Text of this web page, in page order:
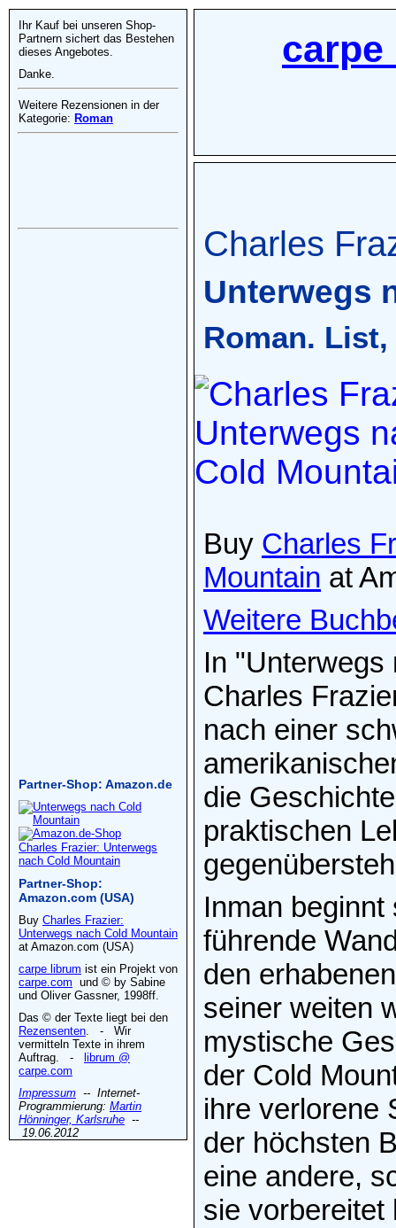
Charles
Unterwegs
Roman. List,
Buy Charles
Mountain at
Weitere
In "Unterwegs
Charles
nach einer
die
praktischen
Inman
führende
den
seiner weiten
mystische
der Cold
ihre verlorene
der höchsten
eine andere,
sie vorbereitet
Ihr Kauf bei unseren Shop-
Partnern sichert das Bestehen
dieses Angebotes.
Danke.
Weitere Rezensionen in der
Kategorie: Roman
Partner-Shop: Amazon.de
Charles Frazier: Unterwegs
nach Cold Mountain
Partner-Shop:
Amazon.com (USA)
Buy Charles Frazier:
Unterwegs nach Cold Mountain
at Amazon.com (USA)
carpe librum ist ein Projekt von
carpe.com und © by Sabine
und Oliver Gassner, 1998ff.
Das © der Texte liegt bei den
Rezensenten. - Wir
vermitteln Texte in ihrem
Auftrag. -
librum @
carpe.com
Impressum -- Internet-
Programmierung: Martin
Hönninger, Karlsruhe --
19.06.2012